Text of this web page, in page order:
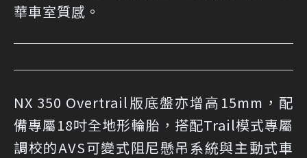
華車室質感。
NX 350 Overtrail版底盤亦增高15mm，配
備專屬18吋全地形輪胎，搭配Trail模式專屬
調校的AVS可變式阻尼懸吊系統與主動式車